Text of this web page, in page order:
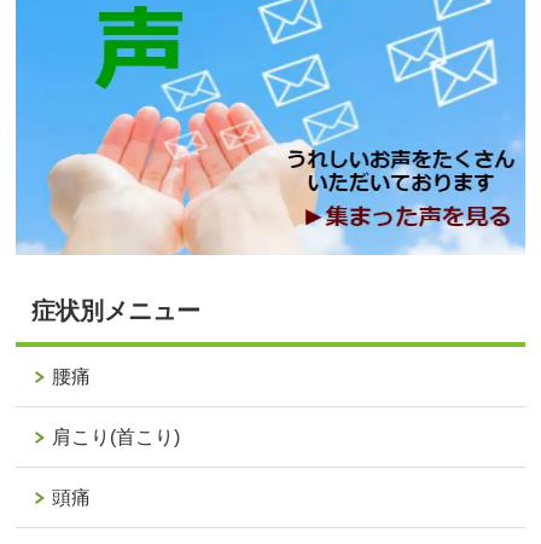
症状別メニュー
腰痛
肩こり(首こり)
頭痛